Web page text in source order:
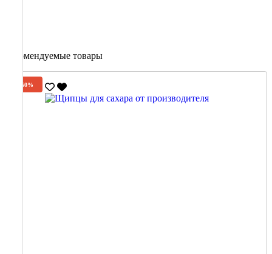
Рекомендуемые товары
-60%